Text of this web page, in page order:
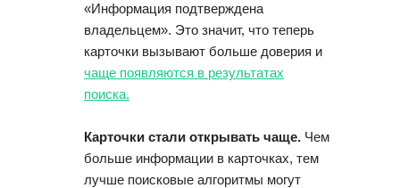
«Информация подтверждена
владельцем». Это значит, что теперь
карточки вызывают больше доверия и
чаще появляются в результатах
поиска.
Карточки стали открывать чаще. Чем
больше информации в карточках, тем
лучше поисковые алгоритмы могут